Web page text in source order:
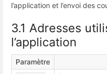
l’application et l’envoi des
3.1 Adresses
l’application
Paramètre